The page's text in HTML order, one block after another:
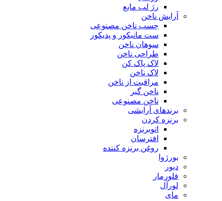
رژ لب مایع
آرایش ناخن
چسب ناخن مصنوعی
ست مانیکور و پدیکور
سوهان ناخن
طراحی ناخن
لاک پاک کن
لاک ناخن
مراقبت از ناخن
ناخن گیر
ناخن مصنوعی
برندهای آرایشی
برنزه کردن
اتوبرنزه
افترسان
روغن برنزه کننده
بورژوا
دیور
فلورمار
لورآل
مای